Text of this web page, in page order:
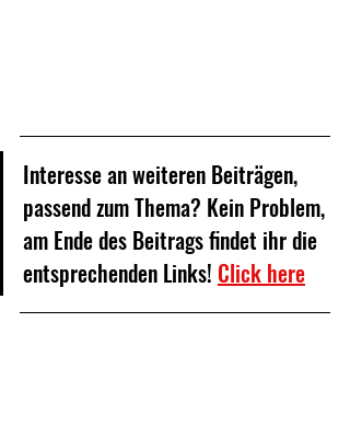
Interesse an weiteren Beiträgen,
passend zum Thema? Kein Problem,
am Ende des Beitrags findet ihr die
entsprechenden Links! Click here